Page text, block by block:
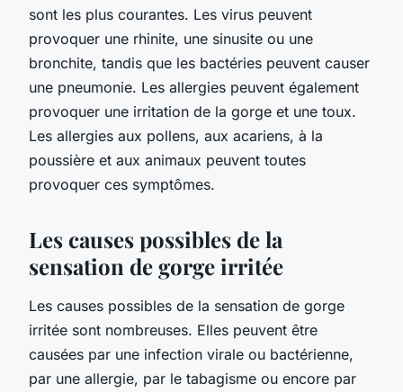
sont les plus courantes. Les virus peuvent
provoquer une rhinite, une sinusite ou une
bronchite, tandis que les bactéries peuvent causer
une pneumonie. Les allergies peuvent également
provoquer une irritation de la gorge et une toux.
Les allergies aux pollens, aux acariens, à la
poussière et aux animaux peuvent toutes
provoquer ces symptômes.
Les causes possibles de la
sensation de gorge irritée
Les causes possibles de la sensation de gorge
irritée sont nombreuses. Elles peuvent être
causées par une infection virale ou bactérienne,
par une allergie, par le tabagisme ou encore par